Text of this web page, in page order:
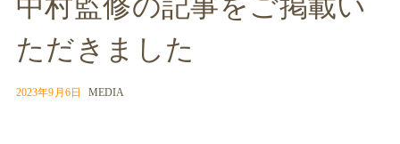
ただきました
2023年9月6日 MEDIA